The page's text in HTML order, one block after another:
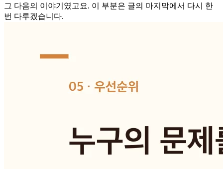
그 다음의 이야기였고요. 이 부분은 글의 마지막에서 다시 한
번 다루겠습니다.